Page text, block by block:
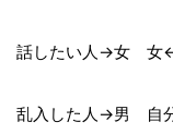
話したい人→女 女
乱入した人→男 自